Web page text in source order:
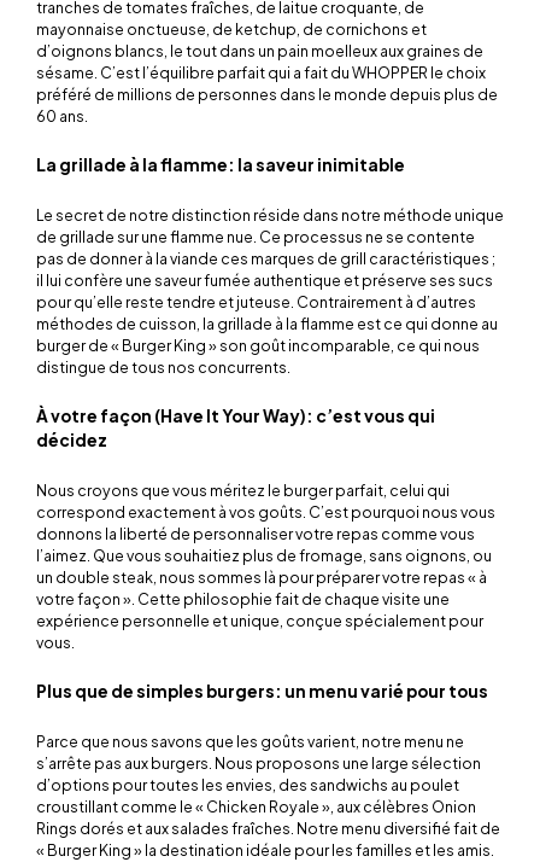
tranches de tomates fraîches, de laitue croquante, de
mayonnaise onctueuse, de ketchup, de cornichons et
d’oignons blancs, le tout dans un pain moelleux aux graines de
sésame. C’est l’équilibre parfait qui a fait du WHOPPER le choix
préféré de millions de personnes dans le monde depuis plus de
60 ans.
La grillade à la flamme: la saveur inimitable
Le secret de notre distinction réside dans notre méthode unique
de grillade sur une flamme nue. Ce processus ne se contente
pas de donner à la viande ces marques de grill caractéristiques ;
il lui confère une saveur fumée authentique et préserve ses sucs
pour qu’elle reste tendre et juteuse. Contrairement à d’autres
méthodes de cuisson, la grillade à la flamme est ce qui donne au
burger de « Burger King » son goût incomparable, ce qui nous
distingue de tous nos concurrents.
À votre façon (Have It Your Way): c’est vous qui
décidez
Nous croyons que vous méritez le burger parfait, celui qui
correspond exactement à vos goûts. C’est pourquoi nous vous
donnons la liberté de personnaliser votre repas comme vous
l’aimez. Que vous souhaitiez plus de fromage, sans oignons, ou
un double steak, nous sommes là pour préparer votre repas « à
votre façon ». Cette philosophie fait de chaque visite une
expérience personnelle et unique, conçue spécialement pour
vous.
Plus que de simples burgers: un menu varié pour tous
Parce que nous savons que les goûts varient, notre menu ne
s’arrête pas aux burgers. Nous proposons une large sélection
d’options pour toutes les envies, des sandwichs au poulet
croustillant comme le « Chicken Royale », aux célèbres Onion
Rings dorés et aux salades fraîches. Notre menu diversifié fait de
« Burger King » la destination idéale pour les familles et les amis.